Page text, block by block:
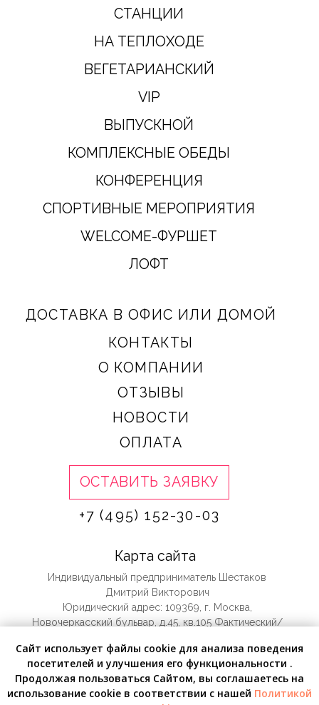
Рассчитать
Сайт использует файлы cookie для анализа поведения
посетителей и улучшения его функциональности .
Продолжая пользоваться Сайтом, вы соглашаетесь на
использование cookie в соответствии с нашей Политикой